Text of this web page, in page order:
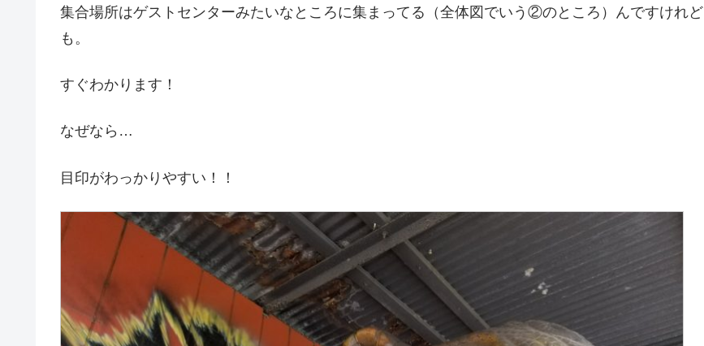
集合場所はゲストセンターみたいなところに集まってる（全体図でいう②のところ）んですけれど
も。
すぐわかります！
なぜなら…
目印がわっかりやすい！！